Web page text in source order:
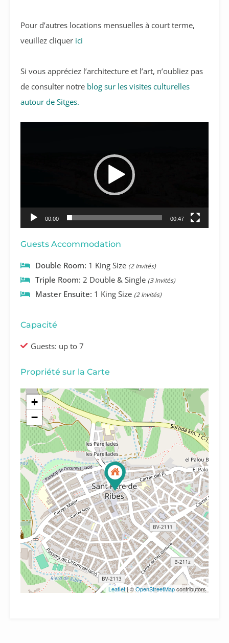
Pour d’autres locations mensuelles à court terme,
veuillez cliquer ici
Si vous appréciez l’architecture et l’art, n’oubliez pas
de consulter notre blog sur les visites culturelles
autour de Sitges.
00:00 00:47
Guests Accommodation
Double Room: 1 King Size (2 Invités)
Triple Room: 2 Double & Single (3 Invités)
Master Ensuite: 1 King Size (2 Invités)
Capacité
Guests: up to 7
Propriété sur la Carte
+
−
Leaflet | ©OpenStreetMapcontributors